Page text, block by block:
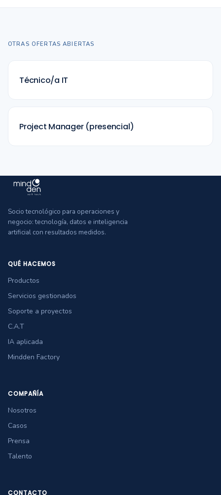
OTRAS OFERTAS ABIERTAS
Técnico/a IT
Project Manager (presencial)
Socio tecnológico para operaciones y
negocio: tecnología, datos e inteligencia
artificial con resultados medidos.
QUÉ HACEMOS
Productos
Servicios gestionados
Soporte a proyectos
C.A.T
IA aplicada
Mindden Factory
COMPAÑÍA
Nosotros
Casos
Prensa
Talento
CONTACTO